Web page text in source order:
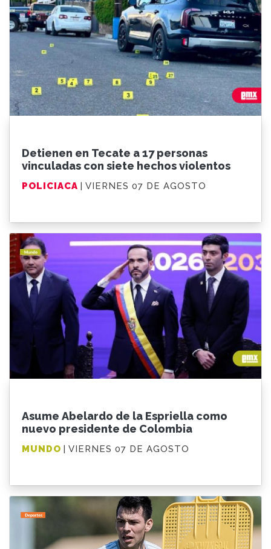
Detienen en Tecate a 17 personas
vinculadas con siete hechos violentos
POLICIACA | VIERNES 07 DE AGOSTO
Asume Abelardo de la Espriella como
nuevo presidente de Colombia
MUNDO | VIERNES 07 DE AGOSTO